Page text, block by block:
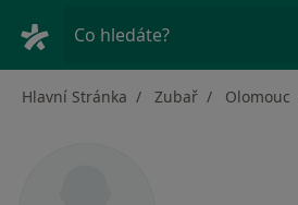
Co hledáte?
Hlavní Stránka Zubař Olomouc